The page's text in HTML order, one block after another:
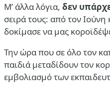
Μ’ άλλα λόγια, δεν
σειρά τους: από τον Ιούνη
δοκίμασε να μας
Την ώρα που σε όλο τον
παιδιά μεταδίδουν τον
εμβολιασμό των